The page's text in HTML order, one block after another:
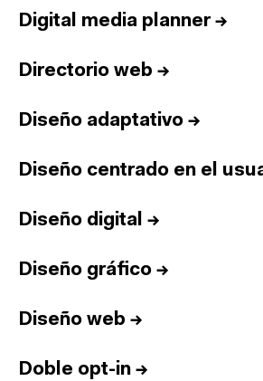
Digital media planner→
Directorio web →
Diseño adaptativo →
Diseño centrado en el
Diseño digital →
Diseño gráfico →
Diseño web →
Doble opt-in →